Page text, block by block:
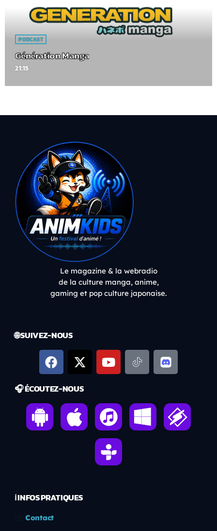
PODCAST
Génération Manga
21:15
Le magazine & la webradio
de la culture manga, anime,
gaming et pop culture japonaise.
🌐 SUIVEZ-NOUS
🎧 ÉCOUTEZ-NOUS
ℹ️ INFOS PRATIQUES
Contact